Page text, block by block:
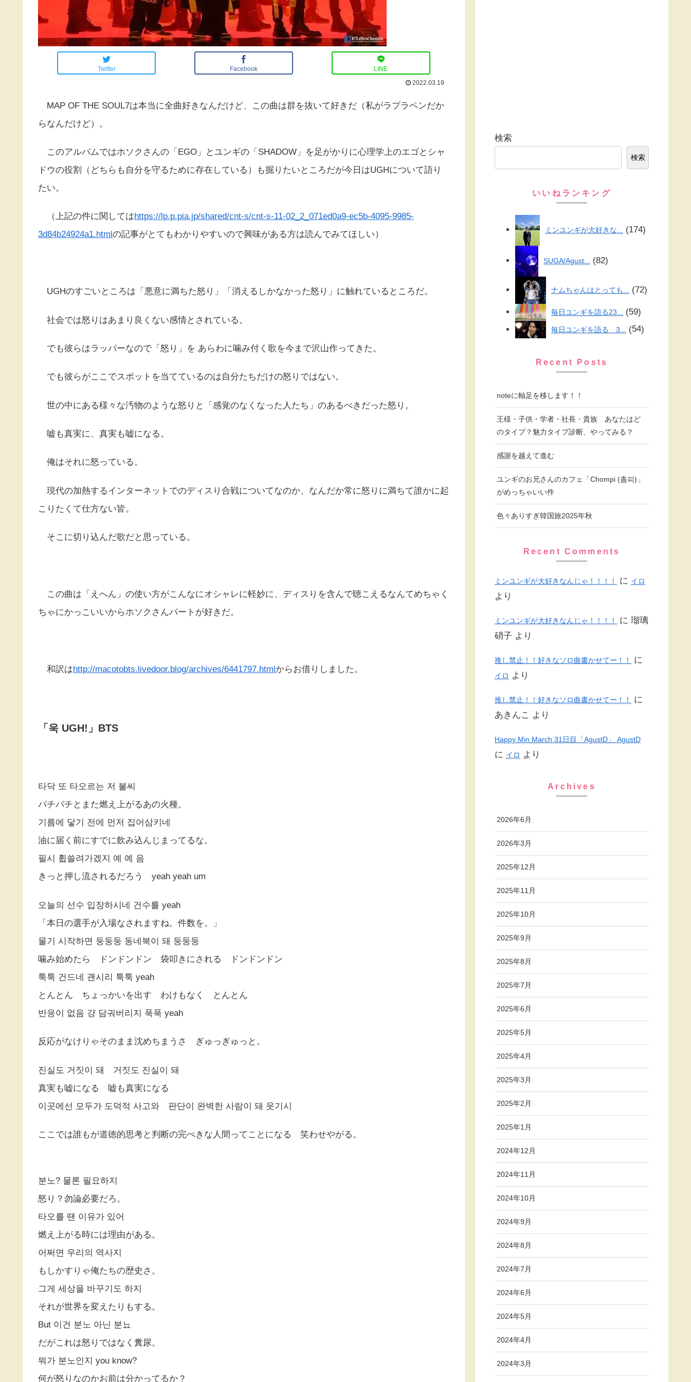
Twitter Facebook
LINE
2022.03.19
MAP OF THE SOUL7は本当に全曲好きなんだけど、この曲は群を抜いて好きだ（私がラプラペンだか
らなんだけど）。
このアルバムではホソクさんの「EGO」とユンギの「SHADOW」を足がかりに心理学上のエゴとシャ
ドウの役割（どちらも自分を守るために存在している）も掘りたいところだが今日はUGHについて語り
たい。
（上記の件に関してはhttps://lp.p.pia.jp/shared/cnt-s/cnt-s-11-02_2_071ed0a9-ec5b-4095-9985-
3d84b24924a1.html の記事がとてもわかりやすいので興味がある方は読んでみてほしい）
UGHのすごいところは「悪意に満ちた怒り」「消えるしかなかった怒り」に触れているところだ。
社会では怒りはあまり良くない感情とされている。
でも彼らはラッパーなので「怒り」を あらわに噛み付く歌を今まで沢山作ってきた。
でも彼らがここでスポットを当てているのは自分たちだけの怒りではない。
世の中にある様々な汚物のような怒りと「感覚のなくなった人たち」のあるべきだった怒り。
嘘も真実に、真実も嘘になる。
俺はそれに怒っている。
現代の加熱するインターネットでのディスり合戦についてなのか、なんだか常に怒りに満ちて誰かに起
こりたくて仕方ない皆。
そこに切り込んだ歌だと思っている。
この曲は「えへん」の使い方がこんなにオシャレに軽妙に、ディスりを含んで聴こえるなんてめちゃく
ちゃにかっこいいからホソクさんパートが好きだ。
和訳はhttp://macotobts.livedoor.blog/archives/6441797.htmlからお借りしました。
「욱 UGH!」BTS
타닥 또 타오르는 저 불씨
パチパチとまた燃え上がるあの火種。
기름에 닿기 전에 먼저 집어삼키네
油に届く前にすでに飲み込んじまってるな。
필시 휩쓸려가겠지 예 예 음
きっと押し流されるだろう yeah yeah um
오늘의 선수 입장하시네 건수를 yeah
「本日の選手が入場なされますね。件数を。」
물기 시작하면 둥둥둥 동네북이 돼 둥둥둥
噛み始めたら ドンドンドン 袋叩きにされる ドンドンドン
툭툭 건드네 괜시리 툭툭 yeah
とんとん ちょっかいを出す わけもなく とんとん
반응이 없음 걍 담궈버리지 푹푹 yeah
反応がなけりゃそのまま沈めちまうさ ぎゅっぎゅっと。
진실도 거짓이 돼 거짓도 진실이 돼
真実も嘘になる 嘘も真実になる
이곳에선 모두가 도덕적 사고와 판단이 완벽한 사람이 돼 웃기시
ここでは誰もが道徳的思考と判断の完ぺきな人間ってことになる 笑わせやがる。
분노? 물론 필요하지
怒り？勿論必要だろ。
타오를 땐 이유가 있어
燃え上がる時には理由がある。
어쩌면 우리의 역사지
もしかすりゃ俺たちの歴史さ。
그게 세상을 바꾸기도 하지
それが世界を変えたりもする。
But 이건 분노 아닌 분뇨
だがこれは怒りではなく糞尿。
뭐가 분노인지 you know?
何が怒りなのかお前は分かってるか？
検索
検索
いいねランキング
ミンユンギが大好きな... 174
SUGA/Agust... 82
ナムちゃんはとっても... 72
毎日ユンギを語る23... 59
毎日ユンギを語る 3... 54
Recent Posts
noteに軸足を移します！！
王様・子供・学者・社長・貴族 あなたはど
のタイプ？魅力タイプ診断、やってみる？
感謝を越えて進む
ユンギのお兄さんのカフェ「Chompi (촘피)」
がめっちゃいい件
色々ありすぎ韓国旅2025年秋
Recent Comments
ミンユンギが大好きなんじゃ！！！！ に イロ
より
ミンユンギが大好きなんじゃ！！！！ に 瑠璃
硝子 より
推し禁止！！好きなソロ曲書かせてー！！ に
イロ より
推し禁止！！好きなソロ曲書かせてー！！
に
あきんこ より
Happy Min March 31日目「AgustD」 AgustD
に イロ より
Archives
2026年6月
2026年3月
2025年12月
2025年11月
2025年10月
2025年9月
2025年8月
2025年7月
2025年6月
2025年5月
2025年4月
2025年3月
2025年2月
2025年1月
2024年12月
2024年11月
2024年10月
2024年9月
2024年8月
2024年7月
2024年6月
2024年5月
2024年4月
2024年3月